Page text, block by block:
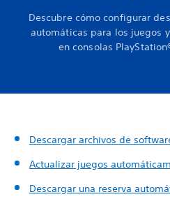
Descubre cómo configurar
automáticas para los juegos
en consolas
Descargar archivos de
Actualizar juegos
Descargar una reserva